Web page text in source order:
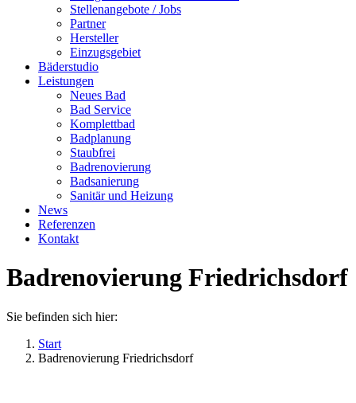
Stellenangebote / Jobs
Partner
Hersteller
Einzugsgebiet
Bäderstudio
Leistungen
Neues Bad
Bad Service
Komplettbad
Badplanung
Staubfrei
Badrenovierung
Badsanierung
Sanitär und Heizung
News
Referenzen
Kontakt
Badrenovierung Friedrichsdorf
Sie befinden sich hier:
Start
Badrenovierung Friedrichsdorf